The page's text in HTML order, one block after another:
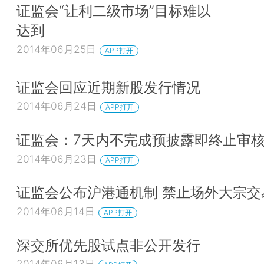
证监会“让利二级市场”目标难以
达到
2014年06月25日 APP打开
证监会回应近期新股发行情况
2014年06月24日 APP打开
证监会：7天内不完成预披露即终止审
2014年06月23日 APP打开
证监会公布沪港通机制 禁止场外大宗
2014年06月14日 APP打开
深交所优先股试点非公开发行